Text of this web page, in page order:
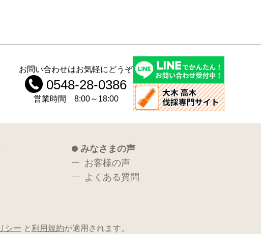
お問い合わせはお気軽にどうぞ
0548-28-0386
営業時間 8:00～18:00
みなさまの声
お客様の声
よくある質問
シー と利用規約が適用されます。